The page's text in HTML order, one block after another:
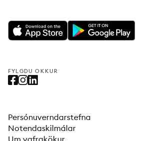
FYLGDU OKKUR
Persónuverndarstefna
Notendaskilmálar
Um vafrakökur